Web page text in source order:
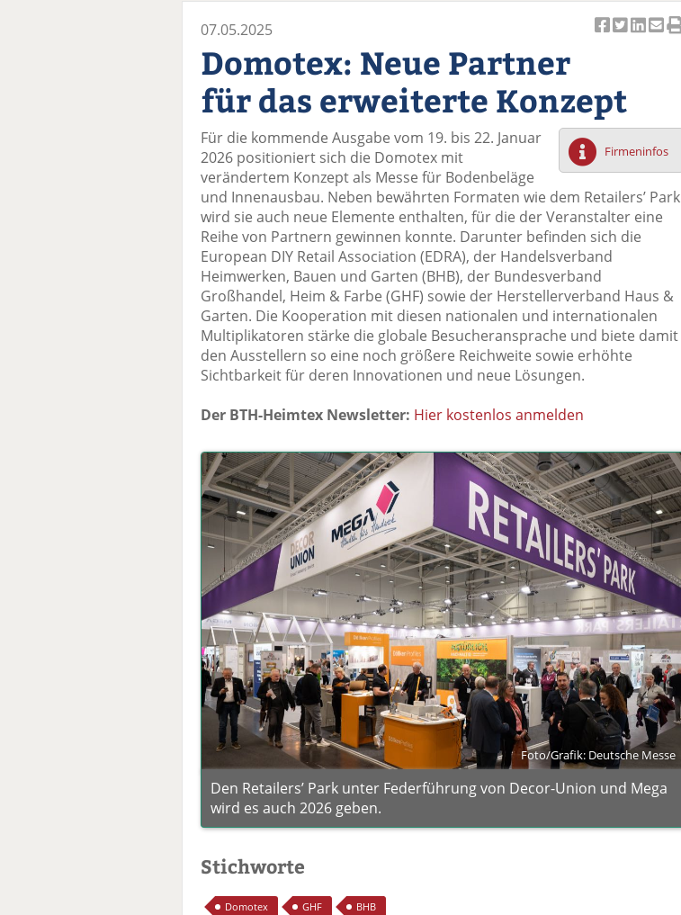
el
a
uf
F
e
b
o
o
k
te
il
e
n
el
t
wi
tt
n
a
uf
Li
k
e
di
il
e
n
p
er
E
ai
l
n
d
e
D
ru
ck
n
07.05.2025
Domotex: Neue Partner
für das erweiterte Konzept
Firmeninfos
Für die kommende Ausgabe vom 19. bis 22. Januar
2026 positioniert sich die Domotex mit
verändertem Konzept als Messe für Bodenbeläge
und Innenausbau. Neben bewährten Formaten wie dem Retailers’ Park
wird sie auch neue Elemente enthalten, für die der Veranstalter eine
Reihe von Partnern gewinnen konnte. Darunter befinden sich die
European DIY Retail Association (EDRA), der Handelsverband
Heimwerken, Bauen und Garten (BHB), der Bundesverband
Großhandel, Heim & Farbe (GHF) sowie der Herstellerverband Haus &
Garten. Die Kooperation mit diesen nationalen und internationalen
Multiplikatoren stärke die globale Besucheransprache und biete damit
den Ausstellern so eine noch größere Reichweite sowie erhöhte
Sichtbarkeit für deren Innovationen und neue Lösungen.
Der BTH-Heimtex Newsletter: Hier kostenlos anmelden
Foto/Grafik: Deutsche Messe
Den Retailers’ Park unter Federführung von Decor-Union und Mega
wird es auch 2026 geben.
Stichworte
Domotex GHF BHB